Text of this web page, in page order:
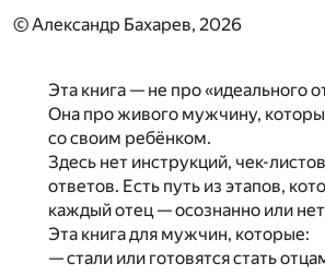
© Александр Бахарев, 2026
Эта книга — не про «идеального
Она про живого мужчину,
со своим ребёнком.
Здесь нет инструкций, чек-
ответов. Есть путь из этапов,
каждый отец — осознанно или
Эта книга для мужчин, которые:
— стали или готовятся стать